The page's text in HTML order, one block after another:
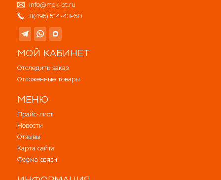
info@mek-bt.ru
8(495) 514-43-60
МОЙ КАБИНЕТ
Отследить заказ
Отложенные товары
МЕНЮ
Прайс-лист
Новости
Отзывы
Карта сайта
Форма связи